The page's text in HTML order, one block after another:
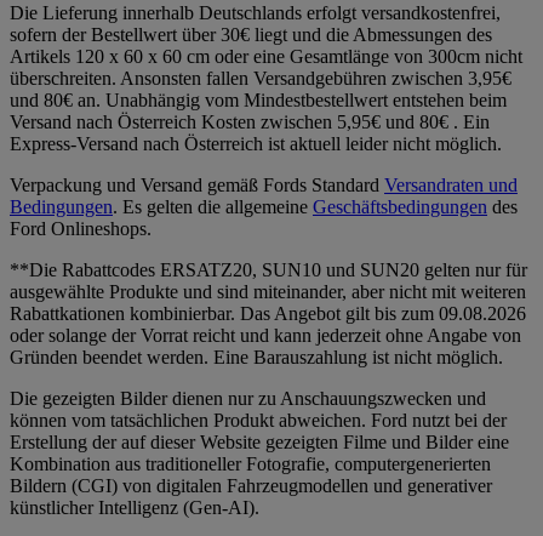
Die Lieferung innerhalb Deutschlands erfolgt versandkostenfrei,
sofern der Bestellwert über 30€ liegt und die Abmessungen des
Artikels 120 x 60 x 60 cm oder eine Gesamtlänge von 300cm nicht
überschreiten. Ansonsten fallen Versandgebühren zwischen 3,95€
und 80€ an. Unabhängig vom Mindestbestellwert entstehen beim
Versand nach Österreich Kosten zwischen 5,95€ und 80€ . Ein
Express-Versand nach Österreich ist aktuell leider nicht möglich.
Verpackung und Versand gemäß Fords Standard Versandraten und
Bedingungen. Es gelten die allgemeine Geschäftsbedingungen des
Ford Onlineshops.
**Die Rabattcodes ERSATZ20, SUN10 und SUN20 gelten nur für
ausgewählte Produkte und sind miteinander, aber nicht mit weiteren
Rabattkationen kombinierbar. Das Angebot gilt bis zum 09.08.2026
oder solange der Vorrat reicht und kann jederzeit ohne Angabe von
Gründen beendet werden. Eine Barauszahlung ist nicht möglich.
Die gezeigten Bilder dienen nur zu Anschauungszwecken und
können vom tatsächlichen Produkt abweichen. Ford nutzt bei der
Erstellung der auf dieser Website gezeigten Filme und Bilder eine
Kombination aus traditioneller Fotografie, computergenerierten
Bildern (CGI) von digitalen Fahrzeugmodellen und generativer
künstlicher Intelligenz (Gen-AI).